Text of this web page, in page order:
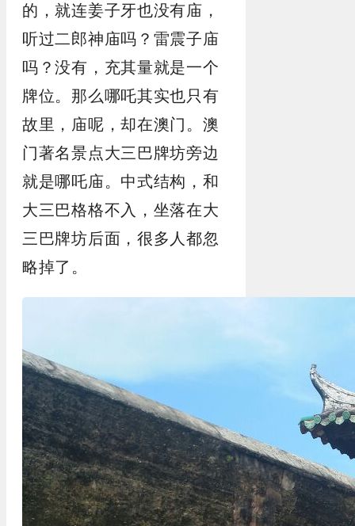
的，就连姜子牙也没有庙，
听过二郎神庙吗？雷震子庙
吗？没有，充其量就是一个
牌位。那么哪吒其实也只有
故里，庙呢，却在澳门。澳
门著名景点大三巴牌坊旁边
就是哪吒庙。中式结构，和
大三巴格格不入，坐落在大
三巴牌坊后面，很多人都忽
略掉了。